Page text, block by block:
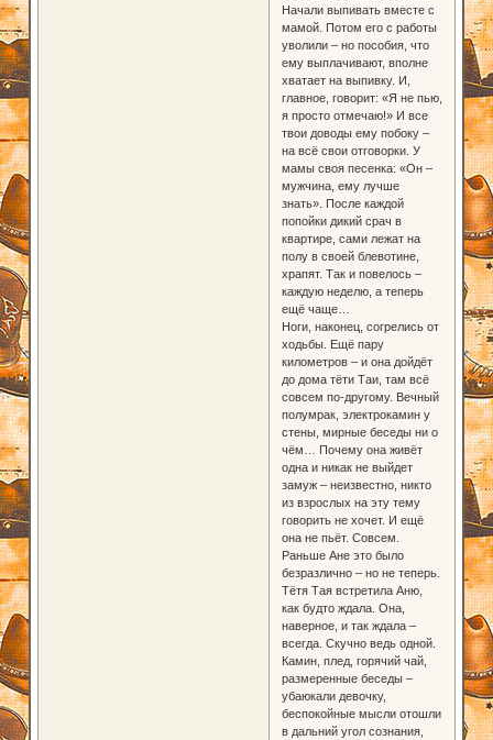
Начали выпивать вместе с
мамой. Потом его с работы
уволили – но пособия, что
ему выплачивают, вполне
хватает на выпивку. И,
главное, говорит: «Я не пью,
я просто отмечаю!» И все
твои доводы ему побоку –
на всё свои отговорки. У
мамы своя песенка: «Он –
мужчина, ему лучше
знать». После каждой
попойки дикий срач в
квартире, сами лежат на
полу в своей блевотине,
храпят. Так и повелось –
каждую неделю, а теперь
ещё чаще…
Ноги, наконец, согрелись от
ходьбы. Ещё пару
километров – и она дойдёт
до дома тёти Таи, там всё
совсем по-другому. Вечный
полумрак, электрокамин у
стены, мирные беседы ни о
чём… Почему она живёт
одна и никак не выйдет
замуж – неизвестно, никто
из взрослых на эту тему
говорить не хочет. И ещё
она не пьёт. Совсем.
Раньше Ане это было
безразлично – но не теперь.
Тётя Тая встретила Аню,
как будто ждала. Она,
наверное, и так ждала –
всегда. Скучно ведь одной.
Камин, плед, горячий чай,
размеренные беседы –
убаюкали девочку,
беспокойные мысли отошли
в дальний угол сознания,